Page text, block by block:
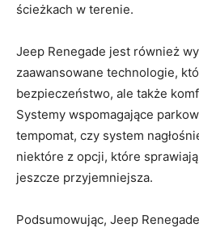
ścieżkach w terenie.
Jeep Renegade jest również
zaawansowane technologie,
bezpieczeństwo, ale także
Systemy ⁢wspomagające
tempomat, czy system
niektóre z opcji, które‍
jeszcze⁢ przyjemniejsza.
Podsumowując, Jeep